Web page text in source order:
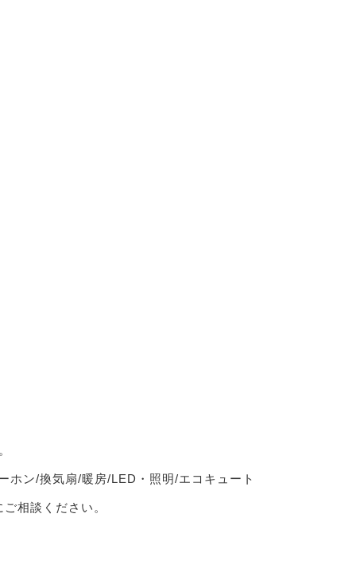
ホン/換気扇/暖房/LED・照明/エコキュート
相談ください。